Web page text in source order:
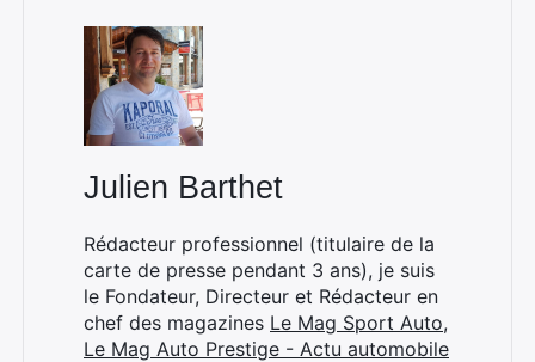
Julien Barthet
Rédacteur professionnel (titulaire de la
carte de presse pendant 3 ans), je suis
le Fondateur, Directeur et Rédacteur en
chef des magazines Le Mag Sport Auto,
Le Mag Auto Prestige - Actu automobile